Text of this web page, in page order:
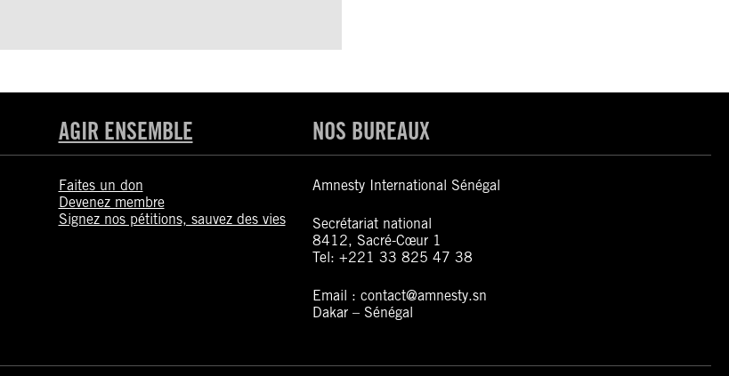
AGIR ENSEMBLE
Faites un don
Devenez membre
Signez nos pétitions, sauvez des vies
NOS BUREAUX
Amnesty International Sénégal
Secrétariat national
8412, Sacré-Cœur 1
Tel: +221 33 825 47 38
Email : contact@amnesty.sn
Dakar – Sénégal